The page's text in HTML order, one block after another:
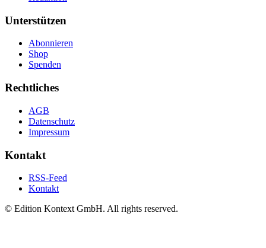
Unterstützen
Abonnieren
Shop
Spenden
Rechtliches
AGB
Datenschutz
Impressum
Kontakt
RSS-Feed
Kontakt
© Edition Kontext GmbH. All rights reserved.